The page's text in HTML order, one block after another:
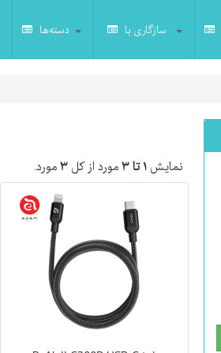
سازگاری با دسته‌ها
نمایش۱ تا ۳ مورد از کل۳ مورد.